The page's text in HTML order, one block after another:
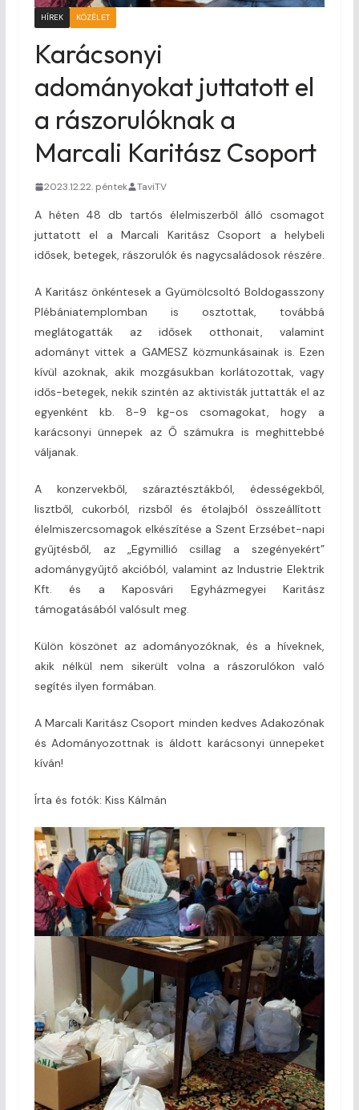
HÍREK KÖZÉLET
Karácsonyi
adományokat juttatott el
a rászorulóknak a
Marcali Karitász Csoport
2023.12.22. péntek TaviTV
A héten 48 db tartós élelmiszerből álló csomagot
juttatott el a Marcali Karitász Csoport a helybeli
idősek, betegek, rászorulók és nagycsaládosok részére.
A Karitász önkéntesek a Gyümölcsoltó Boldogasszony
Plébániatemplomban is osztottak, továbbá
meglátogatták az idősek otthonait, valamint
adományt vittek a GAMESZ közmunkásainak is. Ezen
kívül azoknak, akik mozgásukban korlátozottak, vagy
idős-betegek, nekik szintén az aktivisták juttatták el az
egyenként kb. 8-9 kg-os csomagokat, hogy a
karácsonyi ünnepek az Ő számukra is meghittebbé
váljanak.
A konzervekből, száraztésztákból, édességekből,
lisztből, cukorból, rizsből és étolajból összeállított
élelmiszercsomagok elkészítése a Szent Erzsébet-napi
gyűjtésből, az „Egymillió csillag a szegényekért”
adománygyűjtő akcióból, valamint az Industrie Elektrik
Kft. és a Kaposvári Egyházmegyei Karitász
támogatásából valósult meg.
Külön köszönet az adományozóknak, és a híveknek,
akik nélkül nem sikerült volna a rászorulókon való
segítés ilyen formában.
A Marcali Karitász Csoport minden kedves Adakozónak
és Adományozottnak is áldott karácsonyi ünnepeket
kíván!
Írta és fotók: Kiss Kálmán